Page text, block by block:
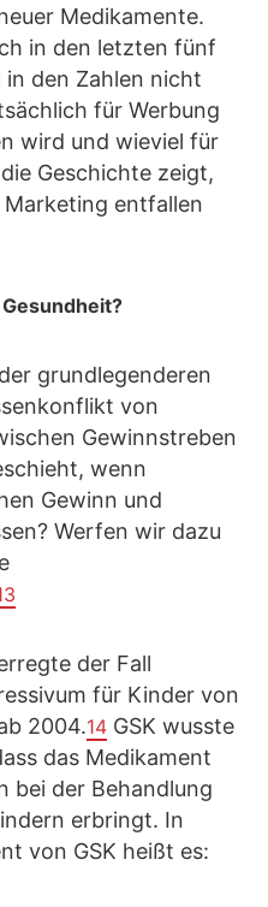
Medikamente.
in den letzten fünf
in den Zahlen nicht
für Werbung
wird und wieviel für
Geschichte zeigt,
entfallen
grundlegenderen
von
Gewinnstreben
wenn
Gewinn und
Werfen wir dazu
der Fall
für Kinder von
2004.14 GSK wusste
das Medikament
bei der Behandlung
erbringt. In
von GSK heißt es: